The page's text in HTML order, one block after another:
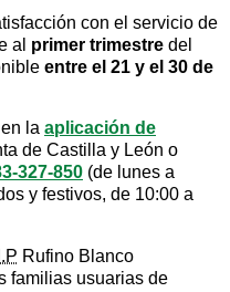
con el servicio de
al primer trimestre del
entre el 21 y el 30 de
la aplicación de
de Castilla y León o
327-850 (de lunes a
y festivos, de 10:00 a
Rufino Blanco
familias usuarias de